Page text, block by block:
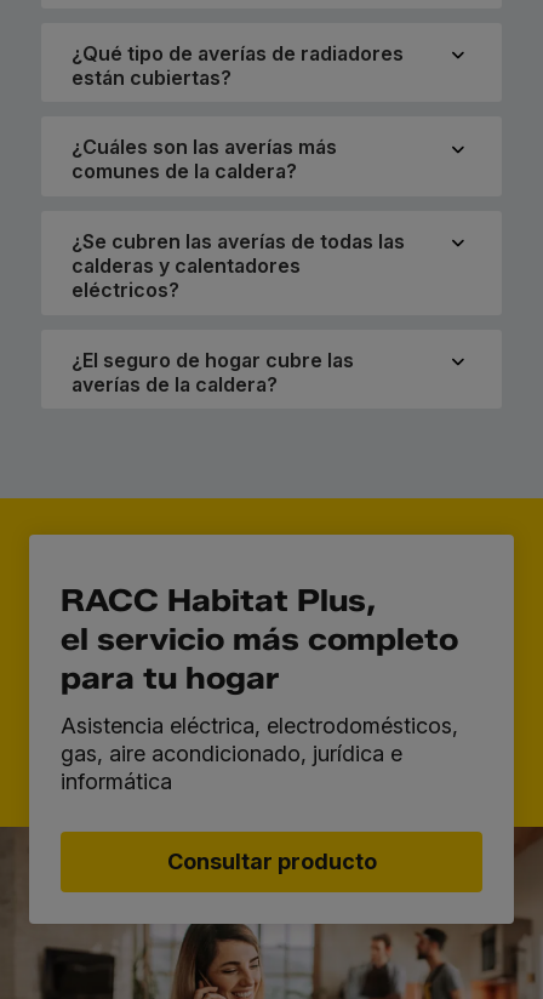
¿Qué tipo de averías de radiadores
están cubiertas?
¿Cuáles son las averías más
comunes de la caldera?
¿Se cubren las averías de todas las
calderas y calentadores
eléctricos?
¿El seguro de hogar cubre las
averías de la caldera?
RACC Habitat Plus,
el servicio más completo
para tu hogar
Asistencia eléctrica, electrodomésticos,
gas, aire acondicionado, jurídica e
informática
Consultar producto